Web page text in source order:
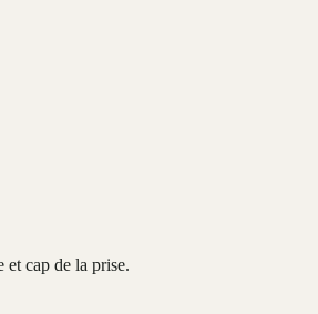
et cap de la prise.